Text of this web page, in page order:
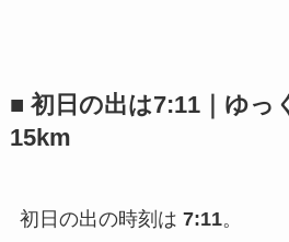
■ 初日の出は7:11｜ゆっ
15km
初日の出の時刻は 7:11。